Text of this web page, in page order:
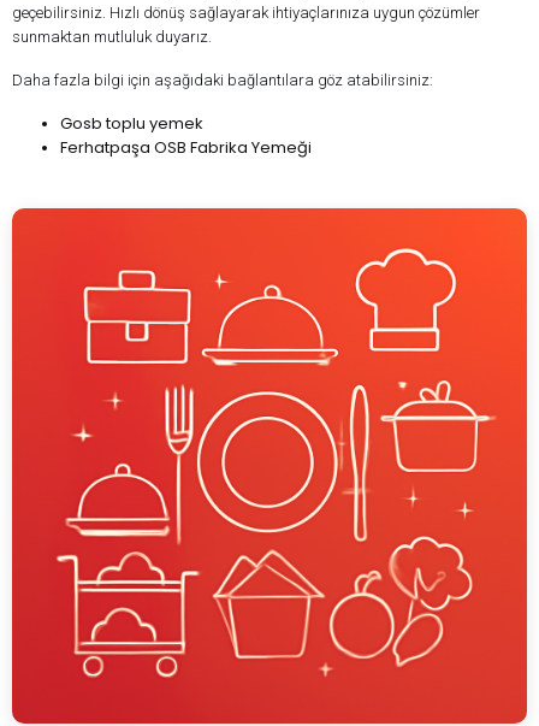
geçebilirsiniz. Hızlı dönüş sağlayarak ihtiyaçlarınıza uygun çözümler
sunmaktan mutluluk duyarız.
Daha fazla bilgi için aşağıdaki bağlantılara göz atabilirsiniz:
Gosb toplu yemek
Ferhatpaşa OSB Fabrika Yemeği